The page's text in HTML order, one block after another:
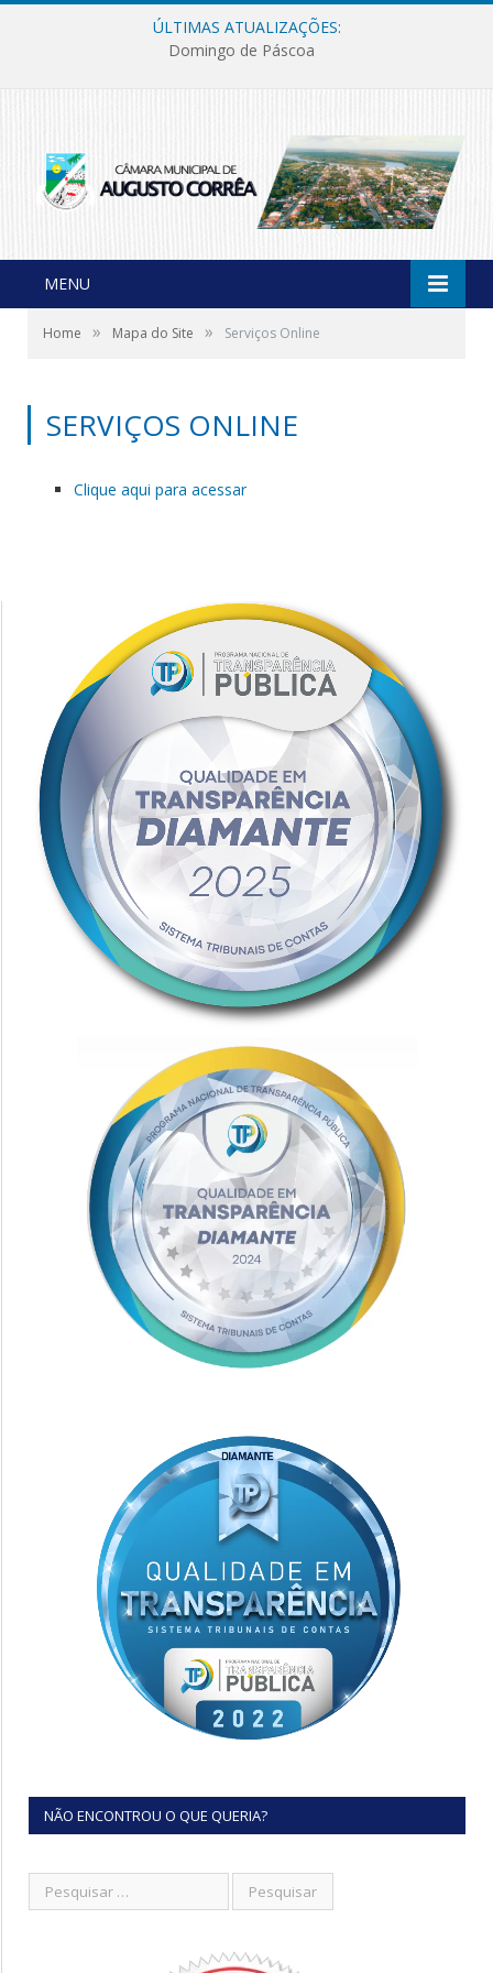
ÚLTIMAS ATUALIZAÇÕES:
Domingo de Páscoa
MENU
Home » Mapa do Site » Serviços Online
SERVIÇOS ONLINE
Clique aqui para acessar
NÃO ENCONTROU O QUE QUERIA?